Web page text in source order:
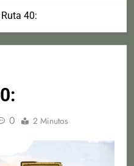
40:
0 2 Minutos